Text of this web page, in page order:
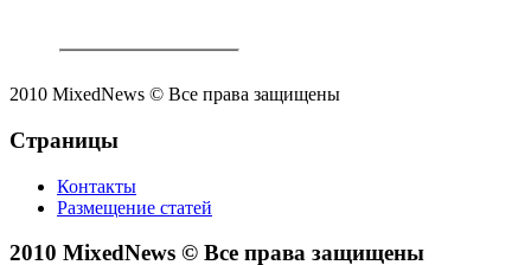
2010 MixedNews © Все права защищены
Страницы
Контакты
Размещение статей
2010 MixedNews © Все права защищены